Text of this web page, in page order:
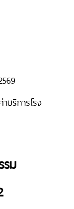
บริการโรง
ม